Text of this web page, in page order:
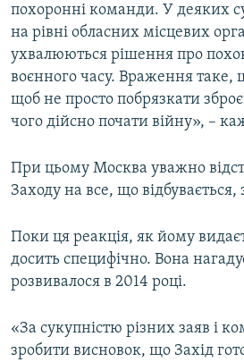
похоронні команди. У деяких
на рівні обласних місцевих
ухвалюються рішення про
воєнного часу. Враження таке,
щоб не просто побрязкати
чого дійсно почати війну», –
При цьому Москва уважно
Заходу на все, що відбувається,
Поки ця реакція, як йому
досить специфічно. Вона
розвивалося в 2014 році.
«За сукупністю різних заяв і
зробити висновок, що Захід